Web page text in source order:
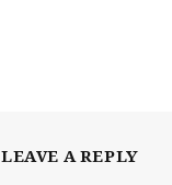
LEAVE A REPLY